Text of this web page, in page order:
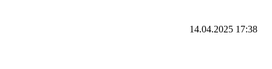
14.04.2025 17:38